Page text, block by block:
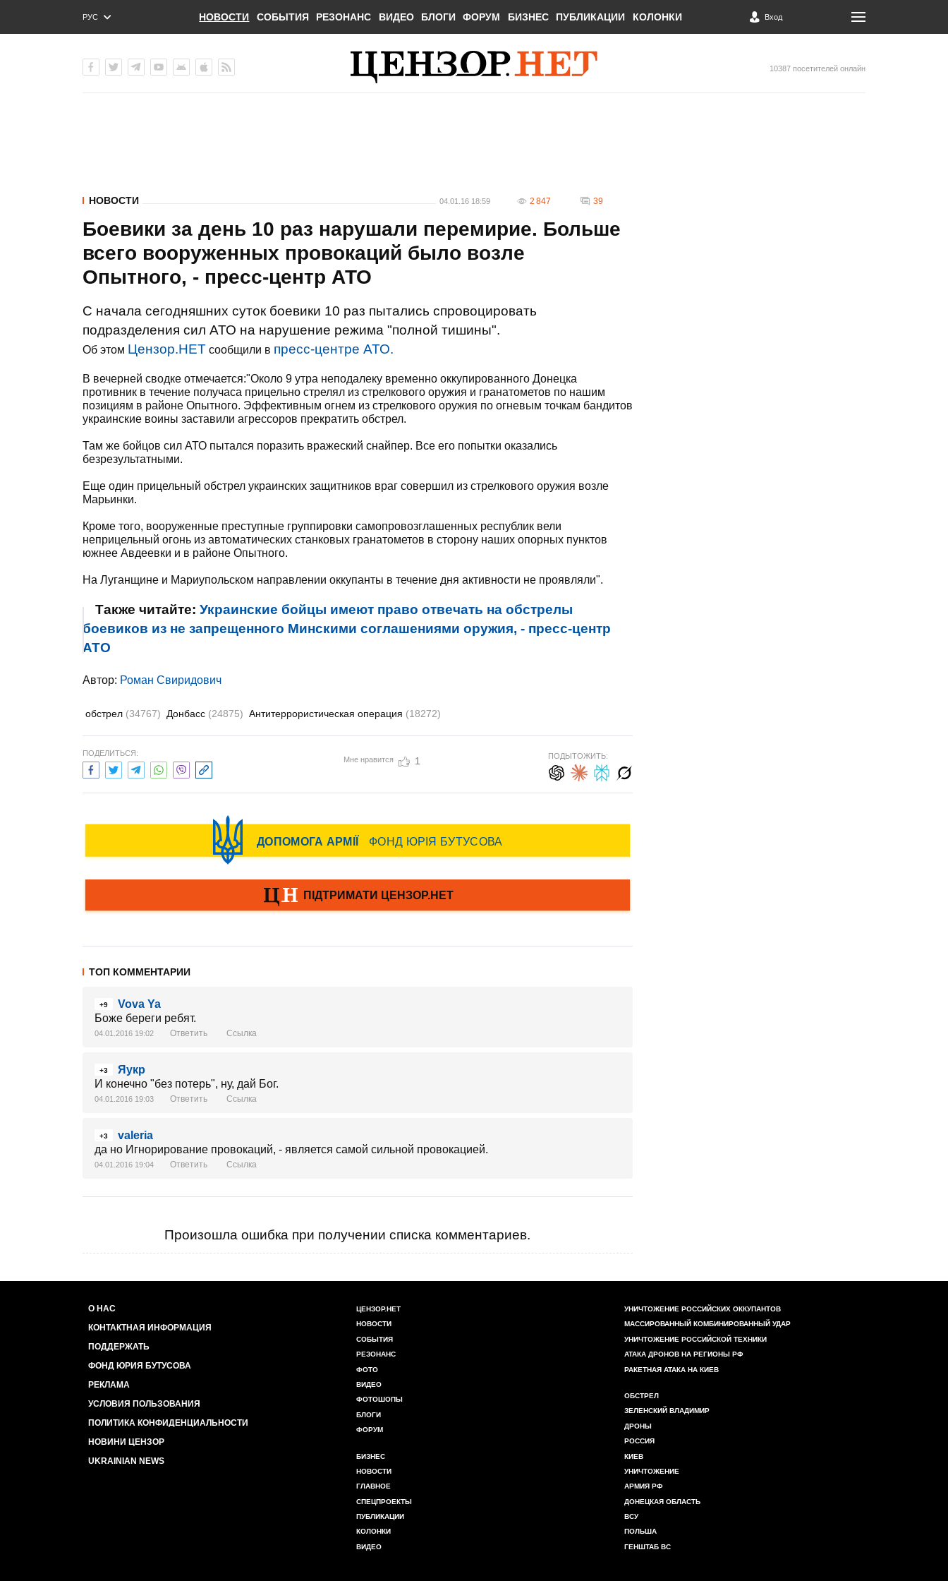
РУС
ENG
НОВОСТИ СОБЫТИЯ РЕЗОНАНС ВИДЕО БЛОГИ ФОРУМ БИЗНЕС ПУБЛИКАЦИИ КОЛОНКИ Вход
10387 посетителей онлайн
НОВОСТИ 04.01.16 18:59 2 847 39
Боевики за день 10 раз нарушали перемирие. Больше
всего вооруженных провокаций было возле
Опытного, - пресс-центр АТО
С начала сегодняшних суток боевики 10 раз пытались спровоцировать
подразделения сил АТО на нарушение режима "полной тишины".
Об этом Цензор.НЕТ сообщили в пресс-центре АТО.
В вечерней сводке отмечается:"Около 9 утра неподалеку временно оккупированного Донецка
противник в течение получаса прицельно стрелял из стрелкового оружия и гранатометов по нашим
позициям в районе Опытного. Эффективным огнем из стрелкового оружия по огневым точкам бандитов
украинские воины заставили агрессоров прекратить обстрел.
Там же бойцов сил АТО пытался поразить вражеский снайпер. Все его попытки оказались
безрезультатными.
Еще один прицельный обстрел украинских защитников враг совершил из стрелкового оружия возле
Марьинки.
Кроме того, вооруженные преступные группировки самопровозглашенных республик вели
неприцельный огонь из автоматических станковых гранатометов в сторону наших опорных пунктов
южнее Авдеевки и в районе Опытного.
На Луганщине и Мариупольском направлении оккупанты в течение дня активности не проявляли".
Также читайте: Украинские бойцы имеют право отвечать на обстрелы
боевиков из не запрещенного Минскими соглашениями оружия, - пресс-центр
АТО
Автор: Роман Свиридович
обстрел (34767) Донбасс (24875) Антитеррористическая операция (18272)
ПОДЕЛИТЬСЯ:
Мне нравится 1 ПОДЫТОЖИТЬ:
ТОП КОММЕНТАРИИ
+9
Vova Ya
Боже береги ребят.
04.01.2016 19:02 Ответить Ссылка
+3
Яукр
И конечно "без потерь", ну, дай Бог.
04.01.2016 19:03 Ответить Ссылка
+3
valeria
да но Игнорирование провокаций, - является самой сильной провокацией.
04.01.2016 19:04 Ответить Ссылка
Произошла ошибка при получении списка комментариев.
О НАС
КОНТАКТНАЯ ИНФОРМАЦИЯ
ПОДДЕРЖАТЬ
ФОНД ЮРИЯ БУТУСОВА
РЕКЛАМА
УСЛОВИЯ ПОЛЬЗОВАНИЯ
ПОЛИТИКА КОНФИДЕНЦИАЛЬНОСТИ
НОВИНИ ЦЕНЗОР
UKRAINIAN NEWS
ЦЕНЗОР.НЕТ
НОВОСТИ
СОБЫТИЯ
РЕЗОНАНС
ФОТО
ВИДЕО
ФОТОШОПЫ
БЛОГИ
ФОРУМ
БИЗНЕС
НОВОСТИ
ГЛАВНОЕ
СПЕЦПРОЕКТЫ
ПУБЛИКАЦИИ
КОЛОНКИ
ВИДЕО
УНИЧТОЖЕНИЕ РОССИЙСКИХ ОККУПАНТОВ
МАССИРОВАННЫЙ КОМБИНИРОВАННЫЙ УДАР
УНИЧТОЖЕНИЕ РОССИЙСКОЙ ТЕХНИКИ
АТАКА ДРОНОВ НА РЕГИОНЫ РФ
РАКЕТНАЯ АТАКА НА КИЕВ
ОБСТРЕЛ
ЗЕЛЕНСКИЙ ВЛАДИМИР
ДРОНЫ
РОССИЯ
КИЕВ
УНИЧТОЖЕНИЕ
АРМИЯ РФ
ДОНЕЦКАЯ ОБЛАСТЬ
ВСУ
ПОЛЬША
ГЕНШТАБ ВС